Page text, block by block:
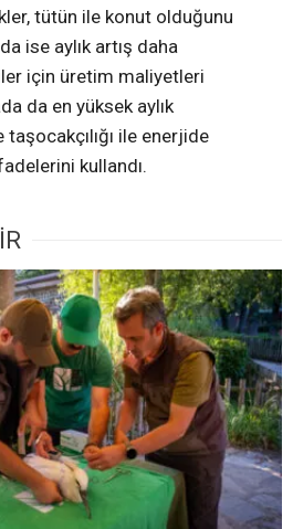
tütün ile konut olduğunu
ise aylık artış daha
için üretim maliyetleri
da en yüksek aylık
taşocakçılığı ile enerjide
kullandı.